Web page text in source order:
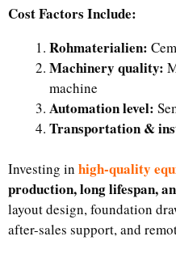
Cost Factors Include:
Rohmaterialien:
Machinery quality:
machine
Automation level:
Transportation &
Investing in high-quality
production, long lifespan,
layout design, foundation
after-sales support, and